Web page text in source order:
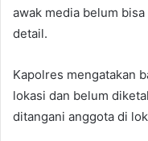
awak media belum
detail.
Kapolres mengatakan
lokasi dan belum
ditangani anggota di